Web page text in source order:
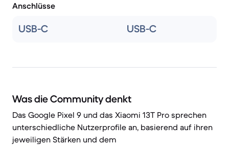
Anschlüsse
USB-C USB-C
Was die Community denkt
Das Google Pixel 9 und das Xiaomi 13T Pro sprechen
unterschiedliche Nutzerprofile an, basierend auf ihren
jeweiligen Stärken und dem